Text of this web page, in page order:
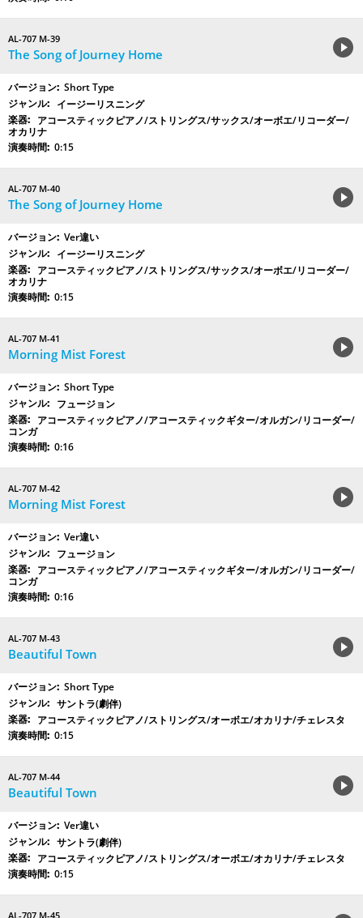
AL-707 M-39
The Song of Journey Home
Short Type
イージーリスニング
アコースティックピアノ/ストリングス/サックス/オーボエ/リコーダー/
オカリナ
0:15
AL-707 M-40
The Song of Journey Home
Ver違い
イージーリスニング
アコースティックピアノ/ストリングス/サックス/オーボエ/リコーダー/
オカリナ
0:15
AL-707 M-41
Morning Mist Forest
Short Type
フュージョン
アコースティックピアノ/アコースティックギター/オルガン/リコーダー/
コンガ
0:16
AL-707 M-42
Morning Mist Forest
Ver違い
フュージョン
アコースティックピアノ/アコースティックギター/オルガン/リコーダー/
コンガ
0:16
AL-707 M-43
Beautiful Town
Short Type
サントラ(劇伴)
アコースティックピアノ/ストリングス/オーボエ/オカリナ/チェレスタ
0:15
AL-707 M-44
Beautiful Town
Ver違い
サントラ(劇伴)
アコースティックピアノ/ストリングス/オーボエ/オカリナ/チェレスタ
0:15
AL-707 M-45